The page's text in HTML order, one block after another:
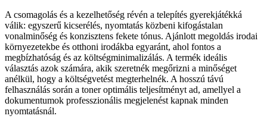
A csomagolás és a kezelhetőség révén a telepítés gyerekjátékká
válik: egyszerű kicserélés, nyomtatás közbeni kifogástalan
vonalminőség és konzisztens fekete tónus. Ajánlott megoldás irodai
környezetekbe és otthoni irodákba egyaránt, ahol fontos a
megbízhatóság és az költségminimalizálás. A termék ideális
választás azok számára, akik szeretnék megőrizni a minőséget
anélkül, hogy a költségvetést megterhelnék. A hosszú távú
felhasználás során a toner optimális teljesítményt ad, amellyel a
dokumentumok professzionális megjelenést kapnak minden
nyomtatásnál.